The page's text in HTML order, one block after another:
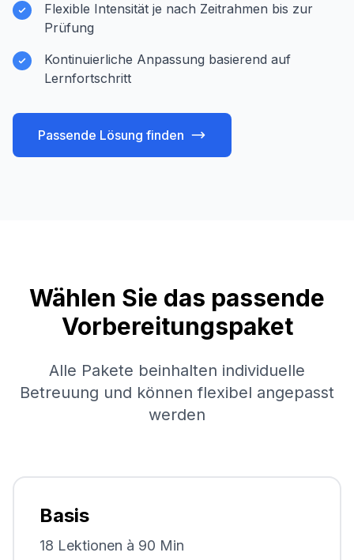
Flexible Intensität je nach Zeitrahmen bis zur
Prüfung
Kontinuierliche Anpassung basierend auf
Lernfortschritt
Passende Lösung finden
Wählen Sie das passende
Vorbereitungspaket
Alle Pakete beinhalten individuelle
Betreuung und können flexibel angepasst
werden
Basis
18 Lektionen à 90 Min